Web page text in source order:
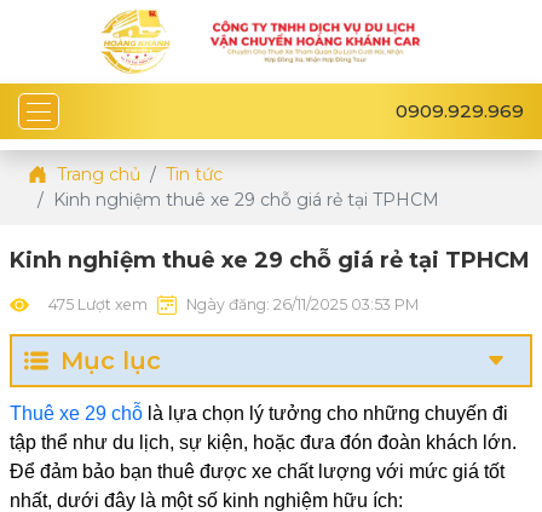
0909.929.969
Trang chủ
Tin tức
Kinh nghiệm thuê xe 29 chỗ giá rẻ tại TPHCM
Kinh nghiệm thuê xe 29 chỗ giá rẻ tại TPHCM
475 Lượt xem Ngày đăng: 26/11/2025 03:53 PM
Mục lục
Thuê xe 29 chỗ là lựa chọn lý tưởng cho những chuyến đi
tập thể như du lịch, sự kiện, hoặc đưa đón đoàn khách lớn.
Để đảm bảo bạn thuê được xe chất lượng với mức giá tốt
nhất, dưới đây là một số kinh nghiệm hữu ích: